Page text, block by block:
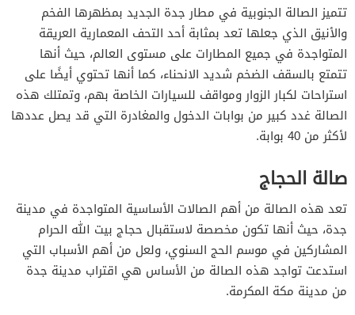
تتميز الصالة الجنوبية في مطار جدة الجديد بمظهرها الفخم
والأنيق الذي جعلها تعد بمثابة أحد التحف المعمارية العريقة
المتواجدة في جميع المطارات على مستوى العالم، حيث أنها
تتمتع بالسقف الضخم شديد الانحناء، كما أنها تحتوي أيضًا على
استراحات لكبار الزوار ومواقف للسيارات الخاصة بهم، وتمتلك هذه
الصالة غدد كبير من بوابات الدخول والمغادرة التي قد يصل عددها
لأكثر من 40 بوابة.
صالة الحجاج
تعد هذه الصالة من أهم الصالات الأساسية المتواجدة في مدينة
جدة، حيث أنها تكون مخصصة لاستقبال حجاج بيت الله الحرام
المشاركين في موسم الحج السنوي، ولعل من أهم الأسباب التي
استدعت تواجد هذه الصالة من الأساس هي اقتراب مدينة جدة
من مدينة مكة المكرمة.